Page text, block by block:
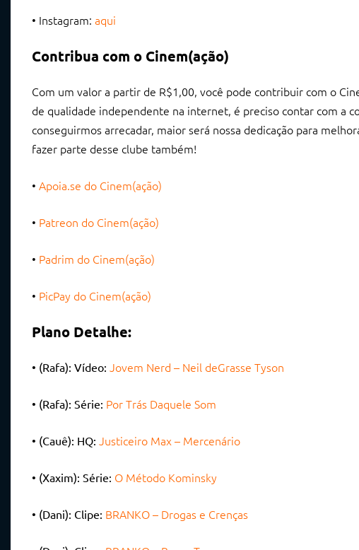
• Instagram: aqui
Contribua com o Cinem(ação)
Com um valor a partir de R$1,00, você pode contribuir com o
de qualidade independente na internet, é preciso contar com a
conseguirmos arrecadar, maior será nossa dedicação para
fazer parte desse clube também!
• Apoia.se do Cinem(ação)
• Patreon do Cinem(ação)
• Padrim do Cinem(ação)
• PicPay do Cinem(ação)
Plano Detalhe:
• (Rafa): Vídeo: Jovem Nerd – Neil deGrasse Tyson
• (Rafa): Série: Por Trás Daquele Som
• (Cauê): HQ: Justiceiro Max – Mercenário
• (Xaxim): Série: O Método Kominsky
• (Dani): Clipe: BRANKO – Drogas e Crenças